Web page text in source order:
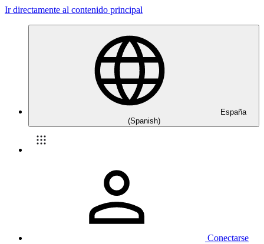
Ir directamente al contenido principal
España
(Spanish)
Conectarse